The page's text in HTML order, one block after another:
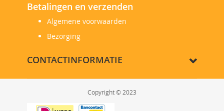
Betalingen en verzenden
Algemene voorwaarden
Bezorging
CONTACTINFORMATIE
Copyright © 2023